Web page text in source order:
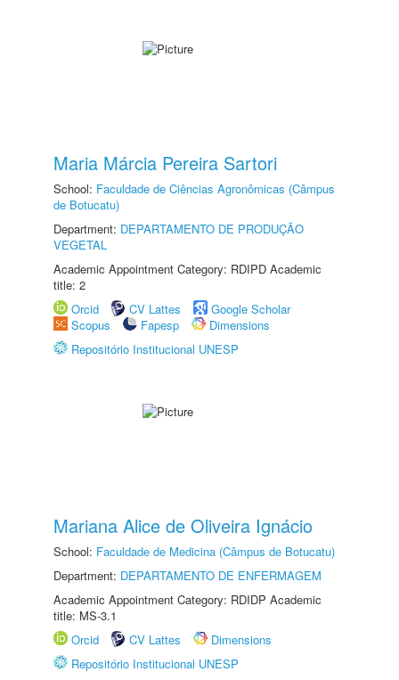
Maria Márcia Pereira Sartori
School: Faculdade de Ciências Agronômicas (Câmpus
de Botucatu)
Department: DEPARTAMENTO DE PRODUÇÃO
VEGETAL
Academic Appointment Category: RDIPD Academic
title: 2
Orcid
CV Lattes
Google Scholar
Scopus
Fapesp
Dimensions
Repositório Institucional UNESP
Mariana Alice de Oliveira Ignácio
School: Faculdade de Medicina (Câmpus de Botucatu)
Department: DEPARTAMENTO DE ENFERMAGEM
Academic Appointment Category: RDIDP Academic
title: MS-3.1
Orcid
CV Lattes
Dimensions
Repositório Institucional UNESP